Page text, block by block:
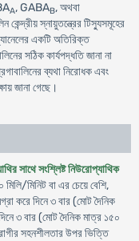
A, GABAB, অথবা
কেন্দ্রীয় স্নায়ুতন্ত্রের টিস্যুসমূহের
একটি অতিরিক্ত
সঠিক কার্যপদ্ধতি জানা না
ব্যথা নিরোধক এবং
জানা গেছে।
সাথে সংশ্লিষ্ট নিউরোপ্যাথিক
মিনিট বা এর চেয়ে বেশি,
করে দিনে ৩ বার (মোট দৈনিক
৩ বার (মোট দৈনিক মাত্র ১৫০
সহনশীলতার উপর ভিত্তি